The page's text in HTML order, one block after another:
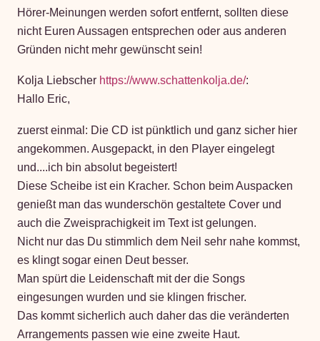
Hörer-Meinungen werden sofort entfernt, sollten diese
nicht Euren Aussagen entsprechen oder aus anderen
Gründen nicht mehr gewünscht sein!
Kolja Liebscher https://www.schattenkolja.de/:
Hallo Eric,
zuerst einmal: Die CD ist pünktlich und ganz sicher hier
angekommen. Ausgepackt, in den Player eingelegt
und....ich bin absolut begeistert!
Diese Scheibe ist ein Kracher. Schon beim Auspacken
genießt man das wunderschön gestaltete Cover und
auch die Zweisprachigkeit im Text ist gelungen.
Nicht nur das Du stimmlich dem Neil sehr nahe kommst,
es klingt sogar einen Deut besser.
Man spürt die Leidenschaft mit der die Songs
eingesungen wurden und sie klingen frischer.
Das kommt sicherlich auch daher das die veränderten
Arrangements passen wie eine zweite Haut.